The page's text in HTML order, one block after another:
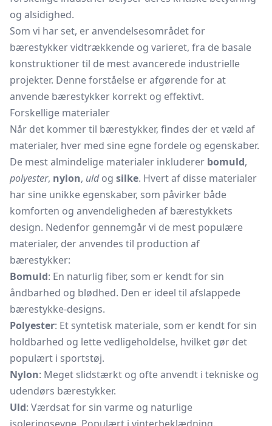
og alsidighed.
Som vi har set, er anvendelsesområdet for
bærestykker vidtrækkende og varieret, fra de basale
konstruktioner til de mest avancerede industrielle
projekter. Denne forståelse er afgørende for at
anvende bærestykker korrekt og effektivt.
Forskellige materialer
Når det kommer til bærestykker, findes der et væld af
materialer, hver med sine egne fordele og egenskaber.
De mest almindelige materialer inkluderer bomuld,
polyester, nylon, uldog silke. Hvert af disse materialer
har sine unikke egenskaber, som påvirker både
komforten og anvendeligheden af bærestykkets
design. Nedenfor gennemgår vi de mest populære
materialer, der anvendes til production af
bærestykker:
Bomuld: En naturlig fiber, som er kendt for sin
åndbarhed og blødhed. Den er ideel til afslappede
bærestykke-designs.
Polyester: Et syntetisk materiale, som er kendt for sin
holdbarhed og lette vedligeholdelse, hvilket gør det
populært i sportstøj.
Nylon: Meget slidstærkt og ofte anvendt i tekniske og
udendørs bærestykker.
Uld: Værdsat for sin varme og naturlige